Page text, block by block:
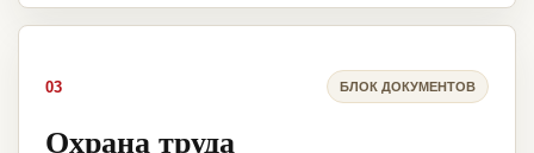
03 БЛОК ДОКУМЕНТОВ
Охрана труда